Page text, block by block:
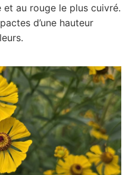
et au rouge le plus cuivré.
d’une hauteur